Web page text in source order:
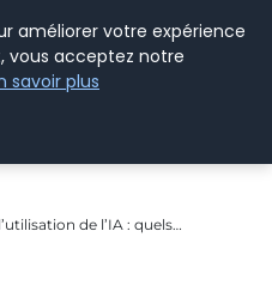
de l’IA : quels…
améliorer votre expérience
vous acceptez notre
savoir plus